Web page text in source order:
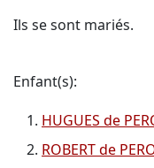
Ils se sont mariés.
Enfant(s):
HUGUES de
ROBERT de